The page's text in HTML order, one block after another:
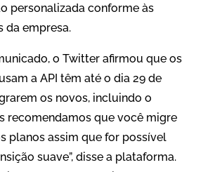
personalizada conforme às
da empresa.
o Twitter afirmou que os
a API têm até o dia 29 de
os novos, incluindo o
recomendamos que você migre
planos assim que for possível
suave”, disse a plataforma.